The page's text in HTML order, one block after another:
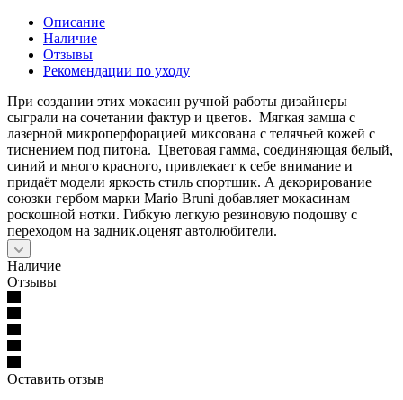
Описание
Наличие
Отзывы
Рекомендации по уходу
При создании этих мокасин ручной работы дизайнеры
сыграли на сочетании фактур и цветов. Мягкая замша с
лазерной микроперфорацией миксована с телячьей кожей с
тиснением под питона. Цветовая гамма, соединяющая белый,
синий и много красного, привлекает к себе внимание и
придаёт модели яркость стиль спортшик. А декорирование
союзки гербом марки Mario Bruni добавляет мокасинам
роскошной нотки. Гибкую легкую резиновую подошву с
переходом на задник.оценят автолюбители.
Наличие
Отзывы
Оставить отзыв